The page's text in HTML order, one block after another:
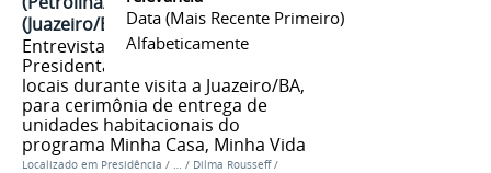
Data (mais Recente Primeiro)
Alfabeticamente
(Juazeiro/BA)
Entrevista coletiva concedida pela
Presidenta Dilma para rádios
locais durante visita a Juazeiro/BA,
para cerimônia de entrega de
unidades habitacionais do
programa Minha Casa, Minha Vida
Localizado em Presidência / … / Dilma Rousseff /